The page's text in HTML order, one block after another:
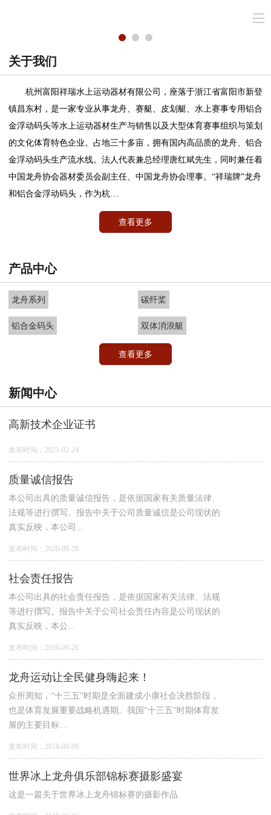
关于我们
杭州富阳祥瑞水上运动器材有限公司，座落于浙江省富阳市新登
镇昌东村，是一家专业从事龙舟、赛艇、皮划艇、水上赛事专用铝合
金浮动码头等水上运动器材生产与销售以及大型体育赛事组织与策划
的文化体育特色企业。占地三十多亩，拥有国内高品质的龙舟、铝合
金浮动码头生产流水线。法人代表兼总经理唐红斌先生，同时兼任着
中国龙舟协会器材委员会副主任、中国龙舟协会理事。“祥瑞牌”龙舟
和铝合金浮动码头，作为杭…
查看更多
产品中心
龙舟系列 碳纤桨
铝合金码头 双体消浪艇
查看更多
新闻中心
高新技术企业证书
发布时间：2021-02-24
质量诚信报告
本公司出具的质量诚信报告，是依据国家有关质量法律、
法规等进行撰写。报告中关于公司质量诚信是公司现状的
真实反映，本公司...
发布时间：2020-09-28
社会责任报告
​本公司出具的社会责任报告，是依据国家有关法律、法规
等进行撰写。报告中关于公司社会责任内容是公司现状的
真实反映，本公...
发布时间：2020-09-28
龙舟运动让全民健身嗨起来！
众所周知，“十三五”时期是全面建成小康社会决胜阶段，
也是体育发展重要战略机遇期。我国“十三五”时期体育发
展的主要目标...
发布时间：2018-08-09
世界冰上龙舟俱乐部锦标赛摄影盛宴
这是一篇关于世界冰上龙舟锦标赛的摄影作品